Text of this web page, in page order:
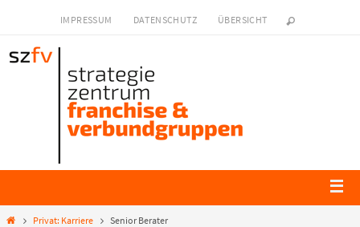
IMPRESSUM DATENSCHUTZ ÜBERSICHT
Privat: Karriere Senior Berater